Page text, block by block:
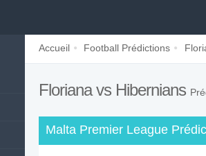
Accueil Football Prédictions
Floriana vs Hibernians
Malta Premier League